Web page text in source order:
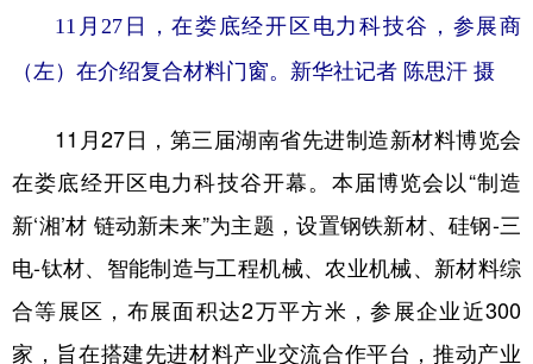
公益 一带一路 亚太网 上市公司
文化产业
地方频道
北京 天津 河北 山西
辽宁 吉林 上海 江苏
浙江 安徽 福建 江西
11月27日，在娄底经开区电力科技谷，参展商
（左）在介绍复合材料门窗。新华社记者 陈思汗 摄
11月27日，第三届湖南省先进制造新材料博览会
在娄底经开区电力科技谷开幕。本届博览会以“制造
新‘湘’材 链动新未来”为主题，设置钢铁新材、硅钢-三
电-钛材、智能制造与工程机械、农业机械、新材料综
合等展区，布展面积达2万平方米，参展企业近300
家，旨在搭建先进材料产业交流合作平台，推动产业